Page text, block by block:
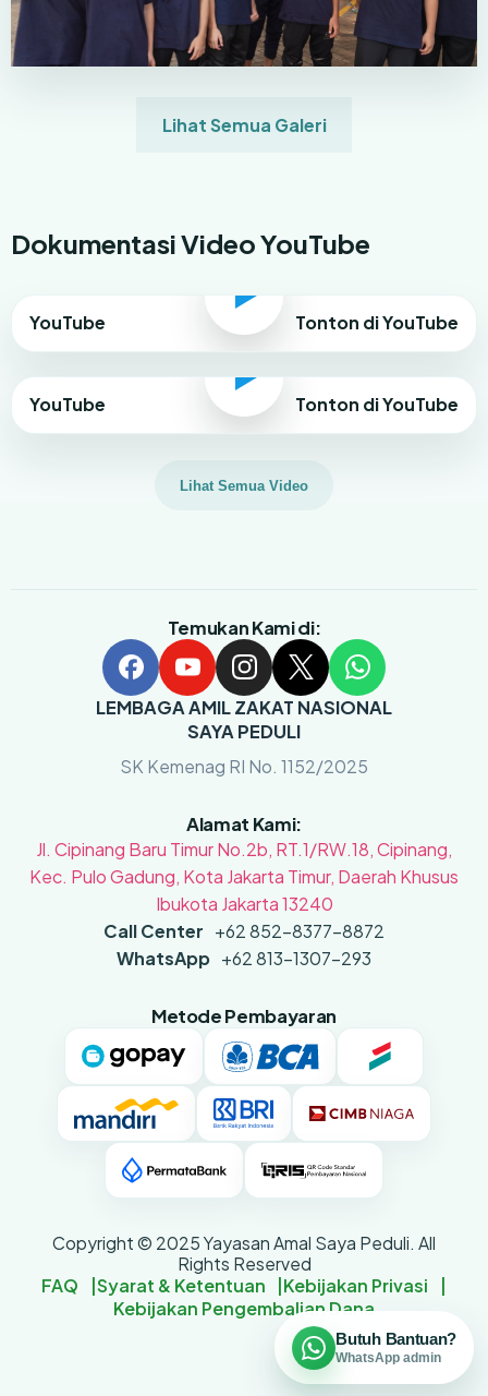
Lihat Semua Galeri
Dokumentasi Video YouTube
YouTube Tonton di YouTube
YouTube Tonton di YouTube
Lihat Semua Video
Temukan Kami di:
LEMBAGA AMIL ZAKAT NASIONAL
SAYA PEDULI
SK Kemenag RI No. 1152/2025
Alamat Kami:
Jl. Cipinang Baru Timur No.2b, RT.1/RW.18, Cipinang,
Kec. Pulo Gadung, Kota Jakarta Timur, Daerah Khusus
Ibukota Jakarta 13240
Call Center +62 852-8377-8872
WhatsApp +62 813-1307-293
Metode Pembayaran
Copyright © 2025 Yayasan Amal Saya Peduli. All
Rights Reserved
FAQ Syarat & Ketentuan
Kebijakan Privasi
Kebijakan Pengembalian Dana
Butuh Bantuan?
WhatsApp admin